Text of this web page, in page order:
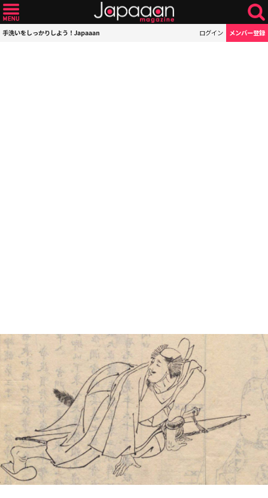
手洗いをしっかりしよう！Japaaan ログイン メンバー登録